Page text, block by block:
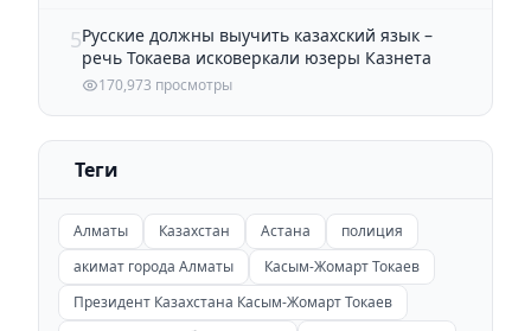
5Русские должны выучить казахский язык –
речь Токаева исковеркали юзеры Казнета
170,973 просмотры
Теги
Алматы Казахстан Астана
полиция
акимат города Алматы
Касым-Жомарт Токаев
Президент Казахстана Касым-Жомарт Токаев